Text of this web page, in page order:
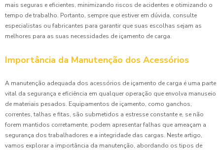
mais seguras e eficientes, minimizando riscos de acidentes e otimizando o
tempo de trabalho. Portanto, sempre que estiver em dúvida, consulte
especialistas ou fabricantes para garantir que suas escolhas sejam as
melhores para as suas necessidades de içamento de carga.
Importância da Manutenção dos Acessórios
A manutenção adequada dos acessórios de içamento de carga é uma parte
vital da segurança e eficiência em qualquer operação que envolva manuseio
de materiais pesados. Equipamentos de içamento, como ganchos,
correntes, talhas e fitas, são submetidos a estresse constante e, se não
forem mantidos corretamente, podem apresentar falhas que ameaçam a
segurança dos trabalhadores e a integridade das cargas. Neste artigo,
vamos explorar a importância da manutenção, abordando os tipos de